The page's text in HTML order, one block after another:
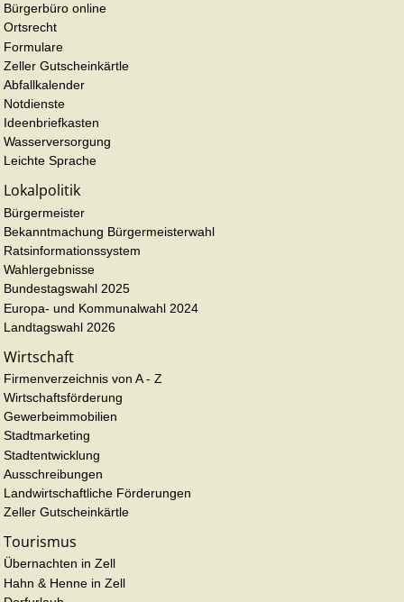
Bürgerbüro online
Ortsrecht
Formulare
Zeller Gutscheinkärtle
Abfallkalender
Notdienste
Ideenbriefkasten
Wasserversorgung
Leichte Sprache
Lokalpolitik
Bürgermeister
Bekanntmachung Bürgermeisterwahl
Ratsinformationssystem
Wahlergebnisse
Bundestagswahl 2025
Europa- und Kommunalwahl 2024
Landtagswahl 2026
Wirtschaft
Firmenverzeichnis von A - Z
Wirtschaftsförderung
Gewerbeimmobilien
Stadtmarketing
Stadtentwicklung
Ausschreibungen
Landwirtschaftliche Förderungen
Zeller Gutscheinkärtle
Tourismus
Übernachten in Zell
Hahn & Henne in Zell